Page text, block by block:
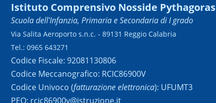
Istituto Comprensivo Nosside Pythagoras
Scuola dell'Infanzia, Primaria e Secondaria di I grado
Via Salita Aeroporto s.n.c. - 89131 Reggio Calabria
Tel.: 0965 643271
Codice Fiscale: 92081130806
Codice Meccanografico: RCIC86900V
Codice Univoco (fatturazione elettronica): UFUMT3
PEO: rcic86900v@istruzione.it